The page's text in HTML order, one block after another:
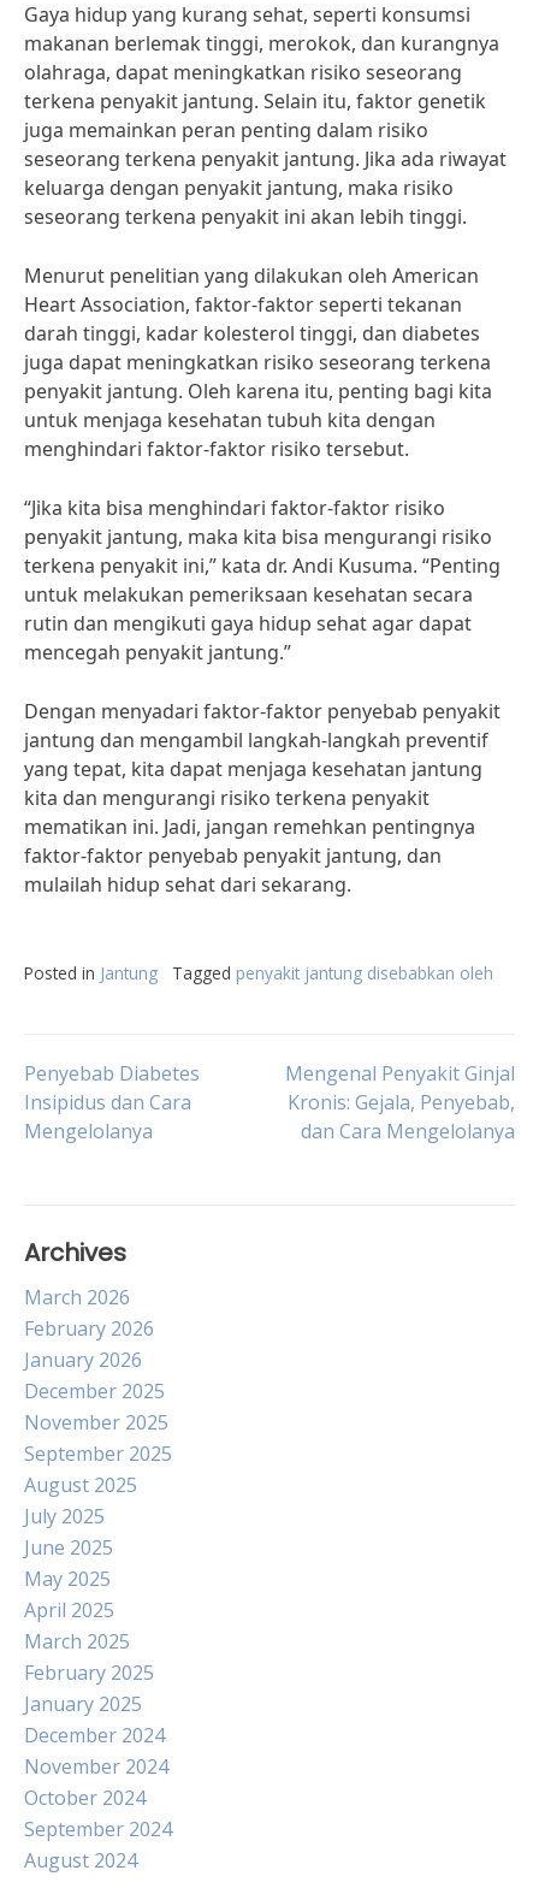
Gaya hidup yang kurang sehat, seperti konsumsi
makanan berlemak tinggi, merokok, dan kurangnya
olahraga, dapat meningkatkan risiko seseorang
terkena penyakit jantung. Selain itu, faktor genetik
juga memainkan peran penting dalam risiko
seseorang terkena penyakit jantung. Jika ada riwayat
keluarga dengan penyakit jantung, maka risiko
seseorang terkena penyakit ini akan lebih tinggi.
Menurut penelitian yang dilakukan oleh American
Heart Association, faktor-faktor seperti tekanan
darah tinggi, kadar kolesterol tinggi, dan diabetes
juga dapat meningkatkan risiko seseorang terkena
penyakit jantung. Oleh karena itu, penting bagi kita
untuk menjaga kesehatan tubuh kita dengan
menghindari faktor-faktor risiko tersebut.
“Jika kita bisa menghindari faktor-faktor risiko
penyakit jantung, maka kita bisa mengurangi risiko
terkena penyakit ini,” kata dr. Andi Kusuma. “Penting
untuk melakukan pemeriksaan kesehatan secara
rutin dan mengikuti gaya hidup sehat agar dapat
mencegah penyakit jantung.”
Dengan menyadari faktor-faktor penyebab penyakit
jantung dan mengambil langkah-langkah preventif
yang tepat, kita dapat menjaga kesehatan jantung
kita dan mengurangi risiko terkena penyakit
mematikan ini. Jadi, jangan remehkan pentingnya
faktor-faktor penyebab penyakit jantung, dan
mulailah hidup sehat dari sekarang.
Posted in Jantung Tagged penyakit jantung disebabkan oleh
Post
navigation
Penyebab Diabetes
Insipidus dan Cara
Mengelolanya
Mengenal Penyakit Ginjal
Kronis: Gejala, Penyebab,
dan Cara Mengelolanya
Archives
March 2026
February 2026
January 2026
December 2025
November 2025
September 2025
August 2025
July 2025
June 2025
May 2025
April 2025
March 2025
February 2025
January 2025
December 2024
November 2024
October 2024
September 2024
August 2024